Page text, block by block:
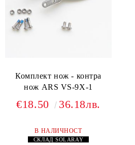
Комплект нож - контра
нож ARS VS-9X-1
€18.50 36.18лв.
В НАЛИЧНОСТ
СКЛАДSOLARAY